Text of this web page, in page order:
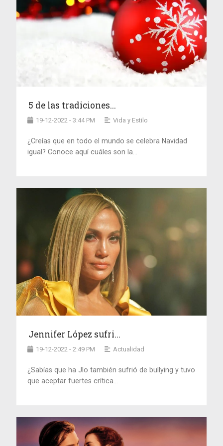
5 de las tradiciones...
19-12-2022 - 3:44 PM Vida y Estilo
¿Creías que en todo el mundo se celebra Navidad
igual? Conoce aquí cuáles son la...
Jennifer López sufri...
19-12-2022 - 2:49 PM Actualidad
¿Sabías que ha Jlo también sufrió de bullying y tuvo
que aceptar fuertes crítica...